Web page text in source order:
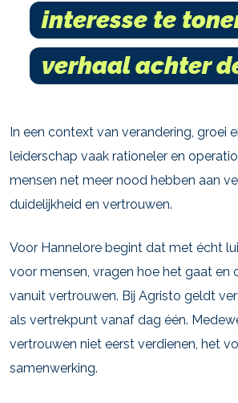
interesse te
verhaal achter
In een context van verandering, groei
leiderschap vaak rationeler en
mensen net meer nood hebben aan
duidelijkheid en vertrouwen.
Voor Hannelore begint dat met écht
voor mensen, vragen hoe het gaat en
vanuit vertrouwen. Bij Agristo geldt
als vertrekpunt vanaf dag één.
vertrouwen niet eerst verdienen, het
samenwerking.